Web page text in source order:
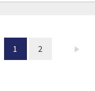
1 2